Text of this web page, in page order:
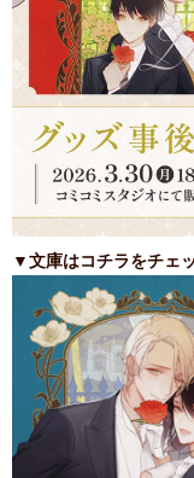
▼文庫はコチラをチェ